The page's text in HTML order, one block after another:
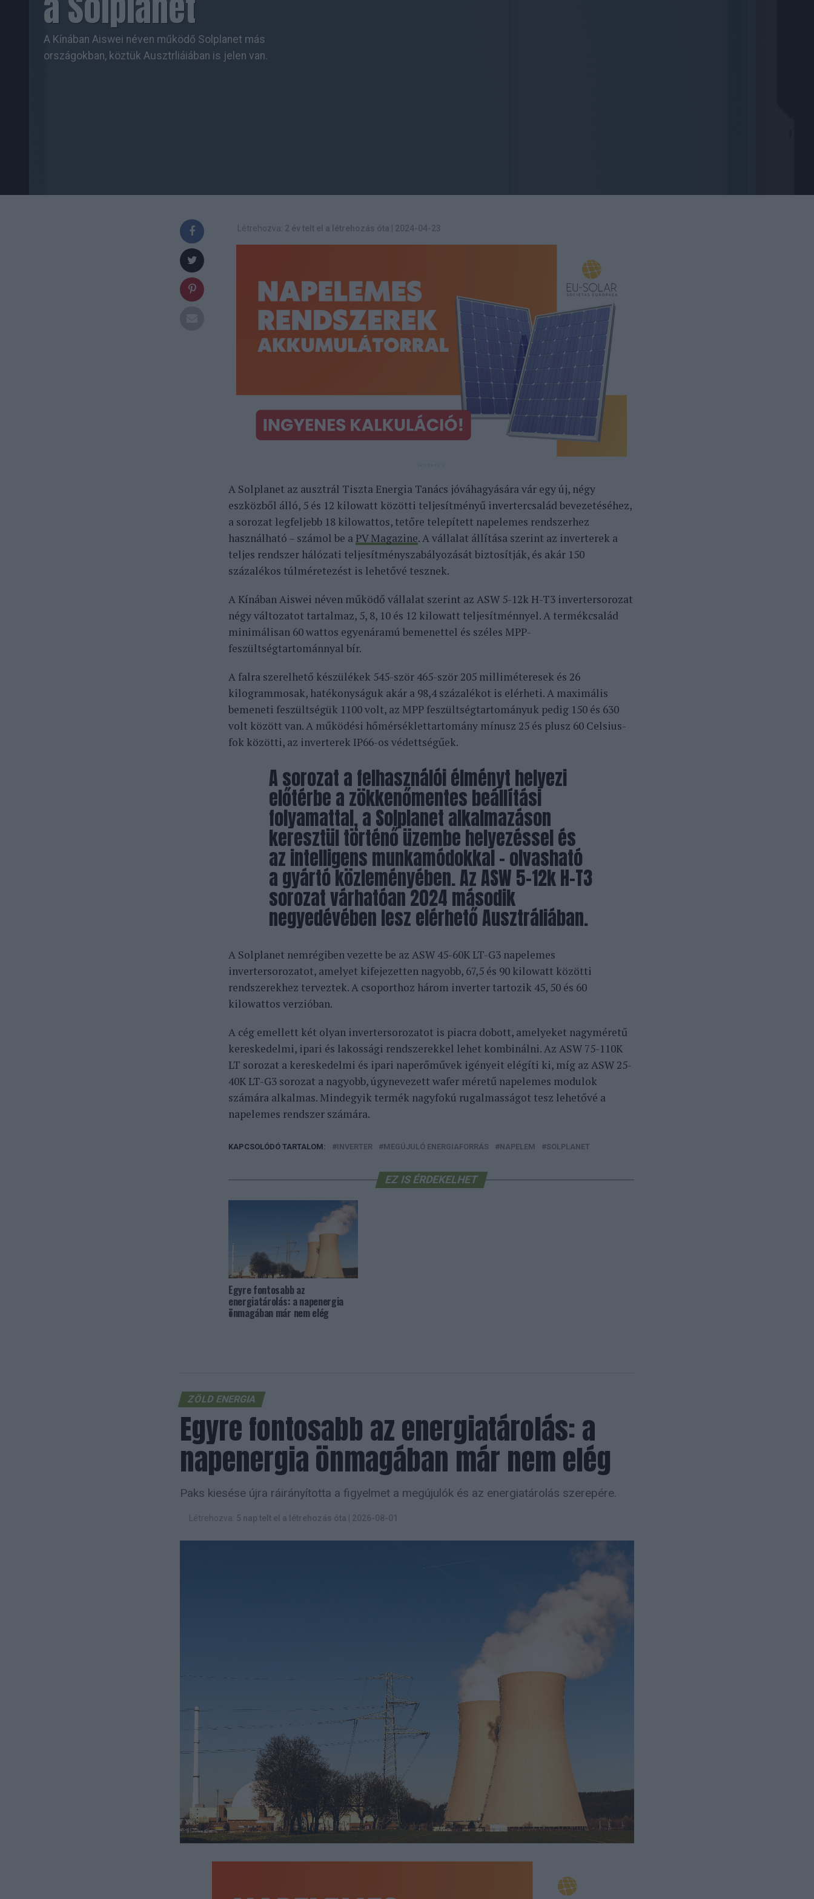
A Kínában Aiswei néven működő Solplanet más
országokban, köztük Ausztrliáiában is jelen van.
Létrehozva: 2 év telt el a létrehozás óta 2024-04-23
A Solplanet az ausztrál Tiszta Energia Tanács jóváhagyására vár egy új, négy
eszközből álló, 5 és 12 kilowatt közötti teljesítményű invertercsalád bevezetéséhez,
a sorozat legfeljebb 18 kilowattos, tetőre telepített napelemes rendszerhez
használható – számol be a PV Magazine. A vállalat állítása szerint az inverterek a
teljes rendszer hálózati teljesítményszabályozását biztosítják, és akár 150
százalékos túlméretezést is lehetővé tesznek.
A Kínában Aiswei néven működő vállalat szerint az ASW 5-12k H-T3 invertersorozat
négy változatot tartalmaz, 5, 8, 10 és 12 kilowatt teljesítménnyel. A termékcsalád
minimálisan 60 wattos egyenáramú bemenettel és széles MPP-
feszültségtartománnyal bír.
A falra szerelhető készülékek 545-ször 465-ször 205 milliméteresek és 26
kilogrammosak, hatékonyságuk akár a 98,4 százalékot is elérheti. A maximális
bemeneti feszültségük 1100 volt, az MPP feszültségtartományuk pedig 150 és 630
volt között van. A működési hőmérséklettartomány mínusz 25 és plusz 60 Celsius-
fok közötti, az inverterek IP66-os védettségűek.
A sorozat a felhasználói élményt helyezi
előtérbe a zökkenőmentes beállítási
folyamattal, a Solplanet alkalmazáson
keresztül történő üzembe helyezéssel és
az intelligens munkamódokkal – olvasható
a gyártó közleményében. Az ASW 5-12k H-T3
sorozat várhatóan 2024 második
negyedévében lesz elérhető Ausztráliában.
A Solplanet nemrégiben vezette be az ASW 45-60K LT-G3 napelemes
invertersorozatot, amelyet kifejezetten nagyobb, 67,5 és 90 kilowatt közötti
rendszerekhez terveztek. A csoporthoz három inverter tartozik 45, 50 és 60
kilowattos verzióban.
A cég emellett két olyan invertersorozatot is piacra dobott, amelyeket nagyméretű
kereskedelmi, ipari és lakossági rendszerekkel lehet kombinálni. Az ASW 75-110K
LT sorozat a kereskedelmi és ipari naperőművek igényeit elégíti ki, míg az ASW 25-
40K LT-G3 sorozat a nagyobb, úgynevezett wafer méretű napelemes modulok
számára alkalmas. Mindegyik termék nagyfokú rugalmasságot tesz lehetővé a
napelemes rendszer számára.
KAPCSOLÓDÓ TARTALOM: INVERTER MEGÚJULÓ ENERGIAFORRÁS NAPELEM SOLPLANET
EZ IS ÉRDEKELHET
Egyre fontosabb az
energiatárolás: a napenergia
önmagában már nem elég
ZÖLD ENERGIA
Egyre fontosabb az energiatárolás: a
napenergia önmagában már nem elég
Paks kiesése újra ráirányította a figyelmet a megújulók és az energiatárolás szerepére.
Létrehozva: 5 nap telt el a létrehozás óta 2026-08-01